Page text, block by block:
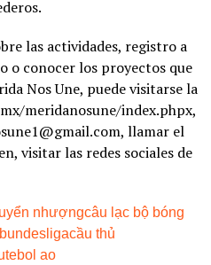
las actividades, registro a
o conocer los proyectos que
Nos Une, puede visitarse la
meridanosune/index.phpx,
llamar el
visitar las redes sociales de
nhượngcâu lạc bộ bóng
bundesligacầu thủ
ao